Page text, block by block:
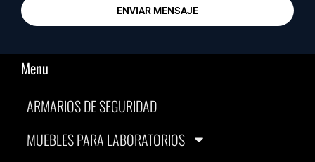
ENVIAR MENSAJE
Menu
ARMARIOS DE SEGURIDAD
MUEBLES PARA LABORATORIOS